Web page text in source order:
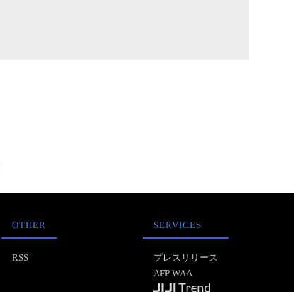
OTHER
RSS
SERVICES
プレスリリース
AFP WAA